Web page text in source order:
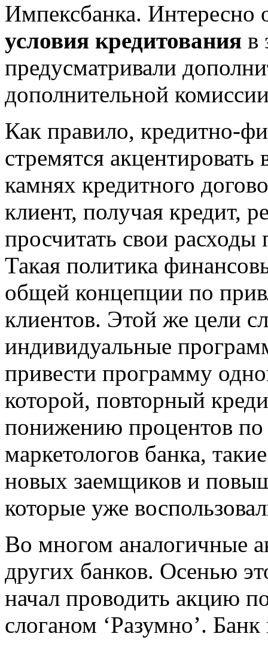
Импексбанка. Интересно
условия кредитования в
предусматривали
дополнительной
Как правило, кредитно-
стремятся
камнях кредитного
клиент, получая кредит,
просчитать свои расходы
Такая политика
общей концепции по
клиентов. Этой же цели
индивидуальные
привести программу
которой, повторный
понижению процентов
маркетологов банка,
новых заемщиков и
которые уже
Во многом аналогичные
других банков. Осенью
начал проводить акцию
слоганом ‘Разумно’.